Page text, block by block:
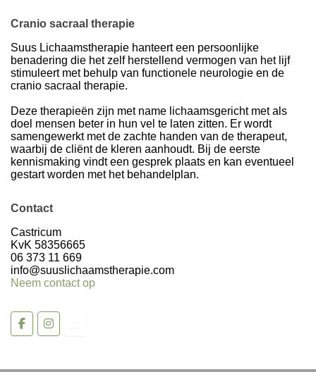
Cranio sacraal therapie
Suus Lichaamstherapie hanteert een persoonlijke
benadering die het zelf herstellend vermogen van het lijf
stimuleert met behulp van functionele neurologie en de
cranio sacraal therapie.
Deze therapieën zijn met name lichaamsgericht met als
doel mensen beter in hun vel te laten zitten. Er wordt
samengewerkt met de zachte handen van de therapeut,
waarbij de cliënt de kleren aanhoudt. Bij de eerste
kennismaking vindt een gesprek plaats en kan eventueel
gestart worden met het behandelplan.
Contact
Castricum
KvK 58356665
06 373 11 669
info@suuslichaamstherapie.com
Neem contact op